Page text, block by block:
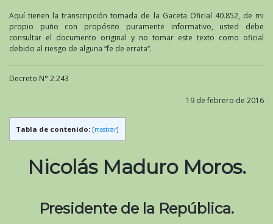
Aquí tienen la transcripción tomada de la Gaceta Oficial 40.852, de mi
propio puño con propósito puramente informativo, usted debe
consultar el documento original y no tomar este texto como oficial
debido al riesgo de alguna “fe de errata“.
Decreto N° 2.243
19 de febrero de 2016
Tabla de contenido: [mostrar]
Nicolás Maduro Moros.
Presidente de la República.